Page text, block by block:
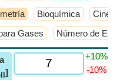
Bioquímica
Gases Número de
]
+10%
-10%